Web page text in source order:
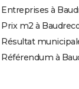
Entreprises à
Prix m2 à
Résultat
Référendum à